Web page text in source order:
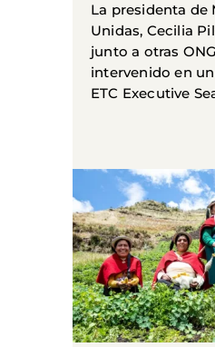
La presidenta de
Unidas, Cecilia
junto a otras
intervenido en
ETC Executive